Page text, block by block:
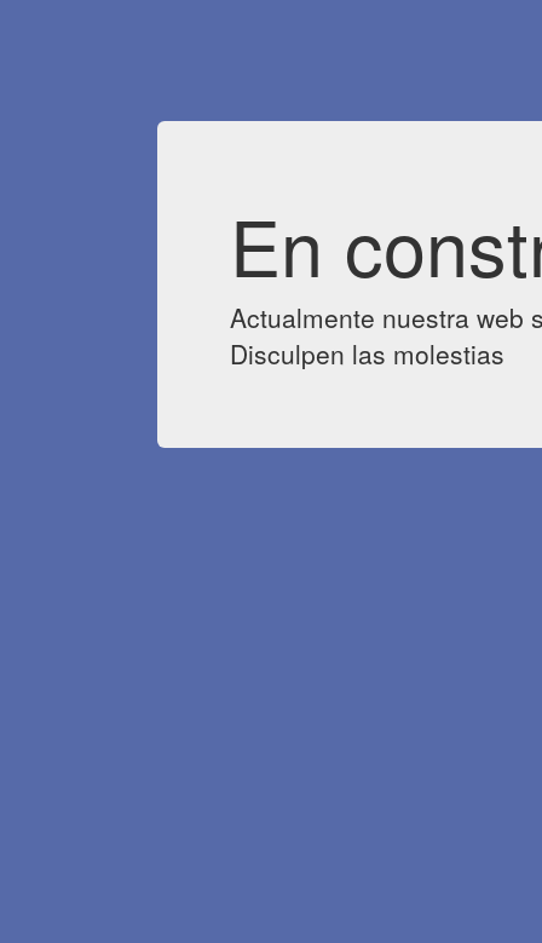
En
Actualmente nuestra web
Disculpen las molestias